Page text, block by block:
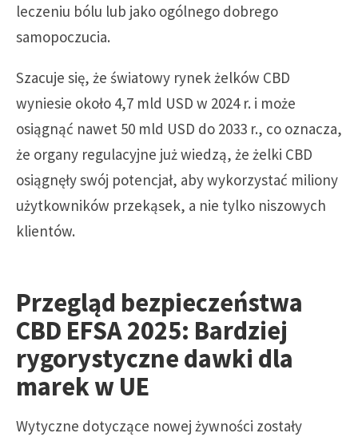
leczeniu bólu lub jako ogólnego dobrego
samopoczucia.
Szacuje się, że światowy rynek żelków CBD
wyniesie około 4,7 mld USD w 2024 r. i może
osiągnąć nawet 50 mld USD do 2033 r., co oznacza,
że organy regulacyjne już wiedzą, że żelki CBD
osiągnęły swój potencjał, aby wykorzystać miliony
użytkowników przekąsek, a nie tylko niszowych
klientów.
Przegląd bezpieczeństwa
CBD EFSA 2025: Bardziej
rygorystyczne dawki dla
marek w UE
Wytyczne dotyczące nowej żywności zostały